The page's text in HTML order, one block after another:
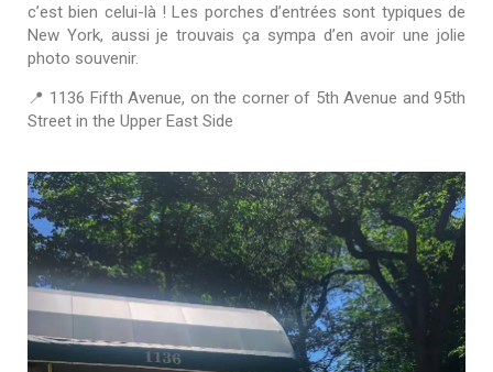
c’est bien celui-là ! Les porches d’entrées sont typiques de
New York, aussi je trouvais ça sympa d’en avoir une jolie
photo souvenir.
📍 1136 Fifth Avenue, on the corner of 5th Avenue and 95th
Street in the Upper East Side